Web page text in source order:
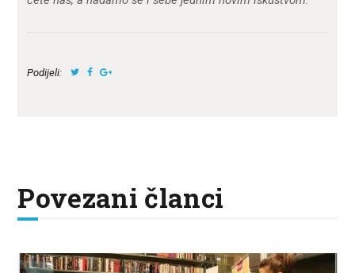
Podijeli:
Povezani članci